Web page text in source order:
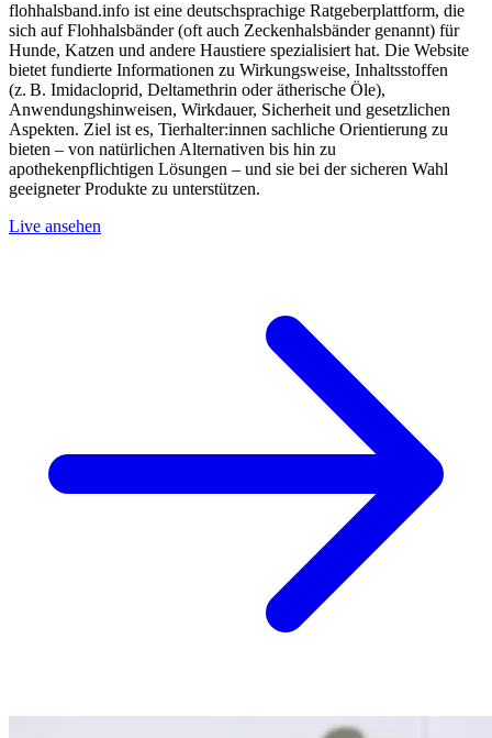
flohhalsband.info ist eine deutschsprachige Ratgeberplattform, die
sich auf Flohhalsbänder (oft auch Zeckenhalsbänder genannt) für
Hunde, Katzen und andere Haustiere spezialisiert hat. Die Website
bietet fundierte Informationen zu Wirkungsweise, Inhaltsstoffen
(z. B. Imidacloprid, Deltamethrin oder ätherische Öle),
Anwendungshinweisen, Wirkdauer, Sicherheit und gesetzlichen
Aspekten. Ziel ist es, Tierhalter:innen sachliche Orientierung zu
bieten – von natürlichen Alternativen bis hin zu
apothekenpflichtigen Lösungen – und sie bei der sicheren Wahl
geeigneter Produkte zu unterstützen.
Live ansehen